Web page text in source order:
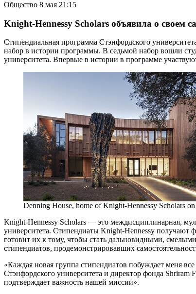
Общество 8 мая 21:15
Knight-Hennessy Scholars объявила о своем
Стипендиальная программа Стэнфордского
набор в истории программы. В седьмой набор вошли
университета. Впервые в истории в программе
Denning House, home of Knight-Hennessy Scholars
Knight-Hennessy Scholars — это междисциплинарная,
университета. Стипендиаты Knight-Hennessy получают
готовит их к тому, чтобы стать дальновидными,
стипендиатов, продемонстрировавших
«Каждая новая группа стипендиатов побуждает меня
Стэнфордского университета и директор фонда
подтверждает важность нашей миссии».